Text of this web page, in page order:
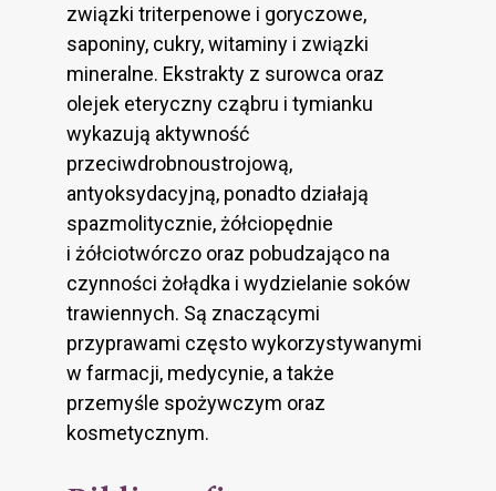
związki triterpenowe i goryczowe,
saponiny, cukry, witaminy i związki
mineralne. Ekstrakty z surowca oraz
olejek eteryczny cząbru i tymianku
wykazują aktywność
przeciwdrobnoustrojową,
antyoksydacyjną, ponadto działają
spazmolitycznie, żółciopędnie
i żółciotwórczo oraz pobudzająco na
czynności żołądka i wydzielanie soków
trawiennych. Są znaczącymi
przyprawami często wykorzystywanymi
w farmacji, medycynie, a także
przemyśle spożywczym oraz
kosmetycznym.